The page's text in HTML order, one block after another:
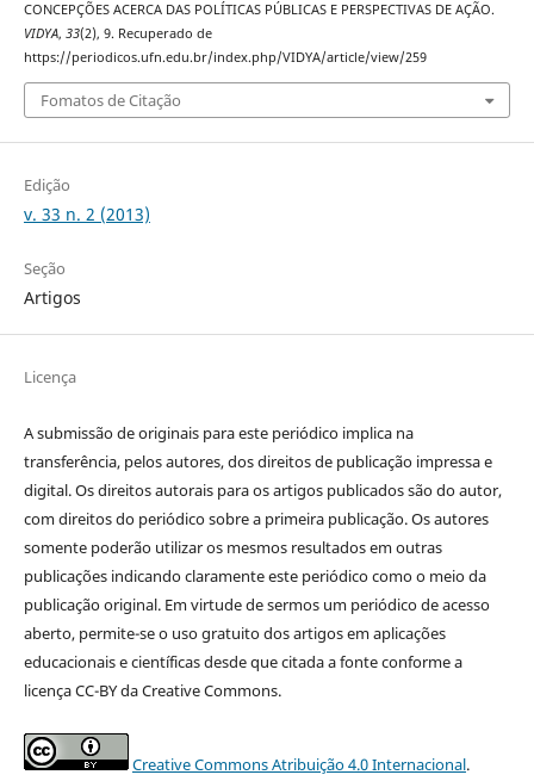
CONCEPÇÕES ACERCA DAS POLÍTICAS PÚBLICAS E PERSPECTIVAS DE AÇÃO.
VIDYA, 33(2), 9. Recuperado de
https://periodicos.ufn.edu.br/index.php/VIDYA/article/view/259
Fomatos de Citação
Edição
v. 33 n. 2 (2013)
Seção
Artigos
Licença
A submissão de originais para este periódico implica na
transferência, pelos autores, dos direitos de publicação impressa e
digital. Os direitos autorais para os artigos publicados são do autor,
com direitos do periódico sobre a primeira publicação. Os autores
somente poderão utilizar os mesmos resultados em outras
publicações indicando claramente este periódico como o meio da
publicação original. Em virtude de sermos um periódico de acesso
aberto, permite-se o uso gratuito dos artigos em aplicações
educacionais e científicas desde que citada a fonte conforme a
licença CC-BY da Creative Commons.
Creative Commons Atribuição 4.0 Internacional.